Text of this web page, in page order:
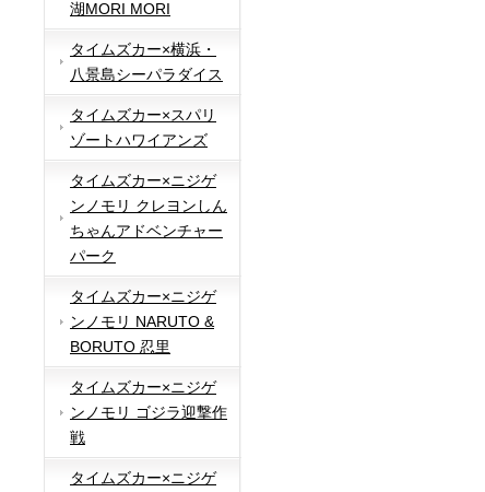
湖MORI MORI
タイムズカー×横浜・
八景島シーパラダイス
タイムズカー×スパリ
ゾートハワイアンズ
タイムズカー×ニジゲ
ンノモリ クレヨンしん
ちゃんアドベンチャー
パーク
タイムズカー×ニジゲ
ンノモリ NARUTO &
BORUTO 忍里
タイムズカー×ニジゲ
ンノモリ ゴジラ迎撃作
戦
タイムズカー×ニジゲ